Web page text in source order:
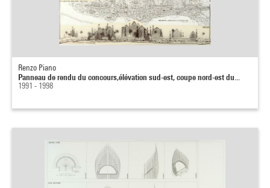
Renzo Piano
Panneau de rendu du concours,élévation sud-est, coupe nord-est du...
1991 - 1998